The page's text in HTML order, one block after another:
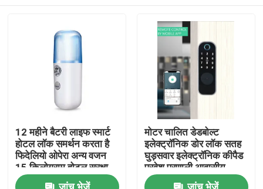
12 महीने बैटरी लाइफ स्मार्ट
होटल लॉक समर्थन करता है
फिदेलियो ओपेरा अन्य वजन
15 किलोग्राम होटल सुरक्षा
समाधान के लिए उपयुक्त
जांच भेजें
मोटर चालित डेडबोल्ट
इलेक्ट्रॉनिक डोर लॉक सतह
घुड़सवार इलेक्ट्रॉनिक कीपैड
प्रवेश प्रणाली आवासीय
वाणिज्यिक के लिए डिज़ाइन
जांच भेजें